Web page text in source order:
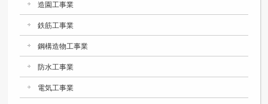
造園工事業
鉄筋工事業
鋼構造物工事業
防水工事業
電気工事業